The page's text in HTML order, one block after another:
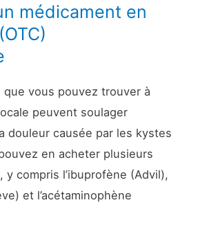
médicament en
que vous pouvez trouver à
peuvent soulager
douleur causée par les kystes
en acheter plusieurs
y compris l’ibuprofène (Advil),
et l’acétaminophène